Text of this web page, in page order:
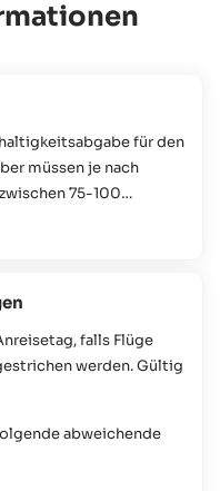
für den
müssen je nach
75-100
vor Ort entrichten.
Sie sich für weitere
Thema an das
falls Flüge
werden. Gültig
abweichende